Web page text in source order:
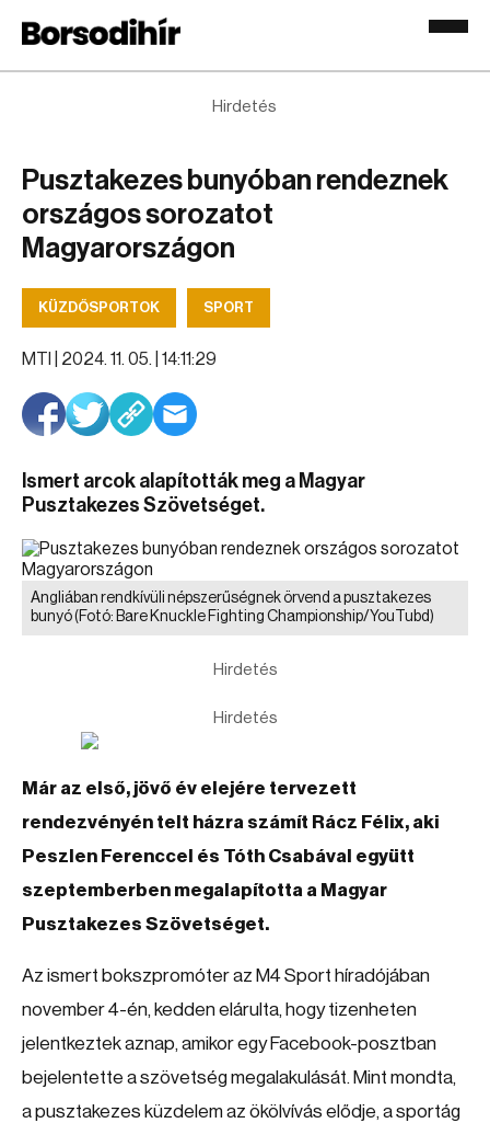
Hirdetés
Pusztakezes bunyóban rendeznek
országos sorozatot
Magyarországon
KÜZDŐSPORTOK SPORT
MTI | 2024. 11. 05. | 14:11:29
Ismert arcok alapították meg a Magyar
Pusztakezes Szövetséget.
Angliában rendkívüli népszerűségnek örvend a pusztakezes
bunyó(Fotó: Bare Knuckle Fighting Championship/YouTubd)
Hirdetés
Hirdetés
Már az első, jövő év elejére tervezett
rendezvényén telt házra számít Rácz Félix, aki
Peszlen Ferenccel és Tóth Csabával együtt
szeptemberben megalapította a Magyar
Pusztakezes Szövetséget.
Az ismert bokszpromóter az M4 Sport híradójában
november 4-én, kedden elárulta, hogy tizenheten
jelentkeztek aznap, amikor egy Facebook-posztban
bejelentette a szövetség megalakulását. Mint mondta,
a pusztakezes küzdelem az ökölvívás elődje, a sportág